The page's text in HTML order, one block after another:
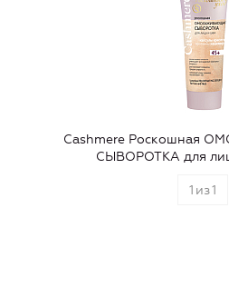
Cashmere Роскошная
СЫВОРОТКА для
1 из1